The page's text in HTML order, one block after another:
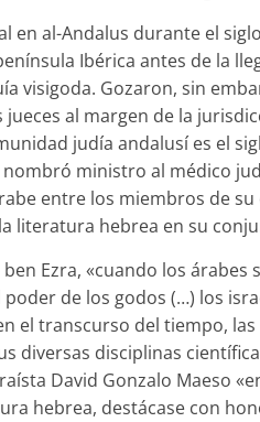
en al-Andalus durante el
Ibérica antes de la
visigoda. Gozaron, sin
al margen de la
judía andalusí es el
ministro al médico
entre los miembros de
literatura hebrea en su
Ezra, «cuando los
de los godos (…) los
el transcurso del tiempo,
diversas disciplinas
David Gonzalo Maeso
hebrea, destácase con